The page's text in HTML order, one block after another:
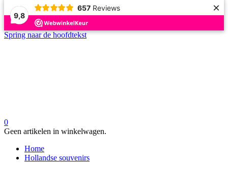
9,8
657 Reviews ×
Spring naar de hoofdtekst
0
Geen artikelen in winkelwagen.
Home
Hollandse souvenirs